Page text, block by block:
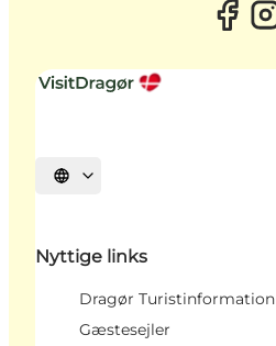
Vælg sprog
Nyttige links
Dragør Turistinformation
Gæstesejler